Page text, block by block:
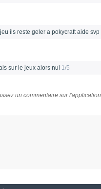
ils reste geler a pokycraft aide svp
sur le jeux alors nul 1/5
un commentaire sur